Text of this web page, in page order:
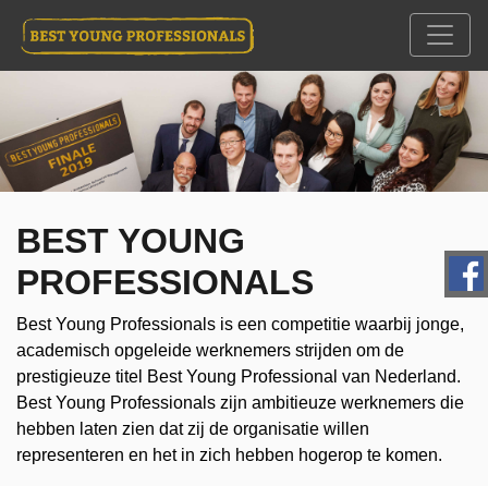
BEST YOUNG
PROFESSIONALS
Best Young Professionals is een competitie waarbij jonge,
academisch opgeleide werknemers strijden om de
prestigieuze titel Best Young Professional van Nederland.
Best Young Professionals zijn ambitieuze werknemers die
hebben laten zien dat zij de organisatie willen
representeren en het in zich hebben hogerop te komen.